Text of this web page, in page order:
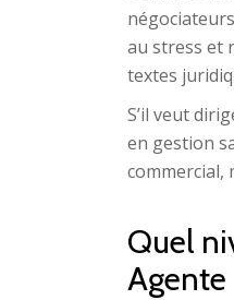
au stress et
textes
S’il veut
en gestion
commercial,
Quel